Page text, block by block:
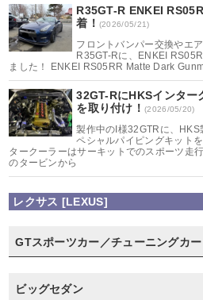
R35GT-R ENKEI
着！ (2026/05/21)
フロントバンパー交換やエ
R35GT-Rに、ENKEI
ました！ ENKEI RS05RR Matte Dark
32GT-RにHKSインター
を取り付け！(2026/05/20)
製作中のI様32GTRに、
ペシャルパイピングキット
タークーラーはサーキットでのスポーツ走
のタービンから
レクサス [LEXUS]
GTスポーツカー／チューニングカー
ビッグセダン